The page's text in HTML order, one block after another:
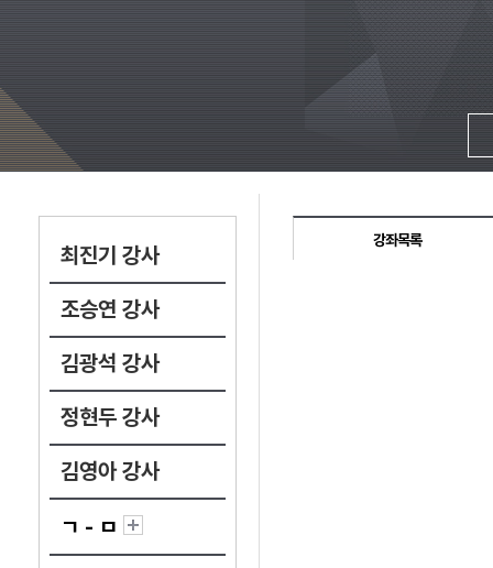
최진기 강사
조승연 강사
김광석 강사
정현두 강사
김영아 강사
ㄱ - ㅁ
강좌목록